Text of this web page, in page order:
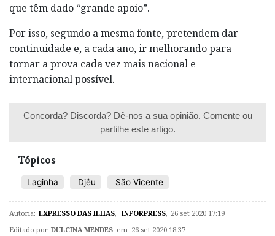
que têm dado “grande apoio”.
Por isso, segundo a mesma fonte, pretendem dar
continuidade e, a cada ano, ir melhorando para
tornar a prova cada vez mais nacional e
internacional possível.
Concorda? Discorda? Dê-nos a sua opinião. Comenteou
partilhe este artigo.
Tópicos
Laginha Djêu São Vicente
Autoria: EXPRESSO DAS ILHAS INFORPRESS 26 set 2020 17:19
Editado por DULCINA MENDES em 26 set 2020 18:37